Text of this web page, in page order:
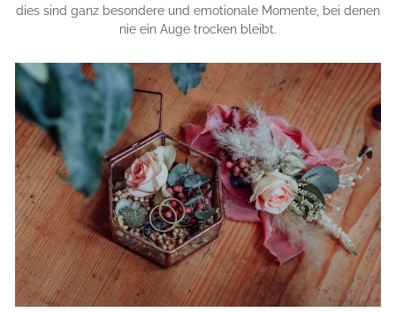
dies sind ganz besondere und emotionale Momente, bei denen
nie ein Auge trocken bleibt.